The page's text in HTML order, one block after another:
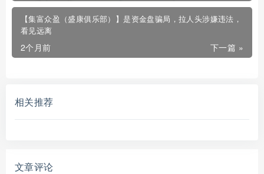
【集富众盈（盛康俱乐部）】是资金盘骗局，拉人头涉嫌违法，
看见远离
下一篇 »
2个月前
相关推荐
文章评论